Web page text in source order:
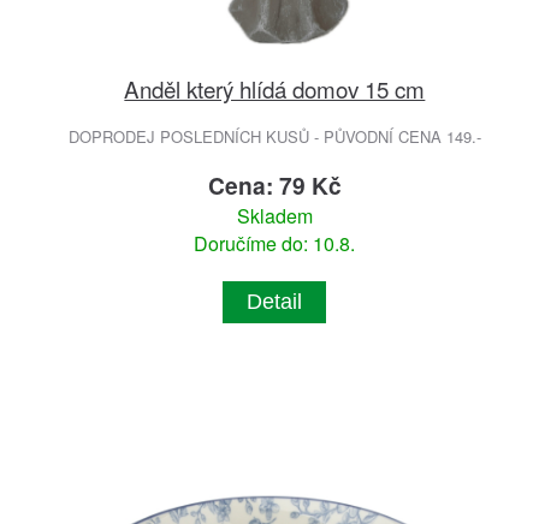
Anděl který hlídá domov 15 cm
DOPRODEJ POSLEDNÍCH KUSŮ - PŮVODNÍ CENA 149.-
Cena: 79 Kč
Skladem
Doručíme do: 10.8.
Detail